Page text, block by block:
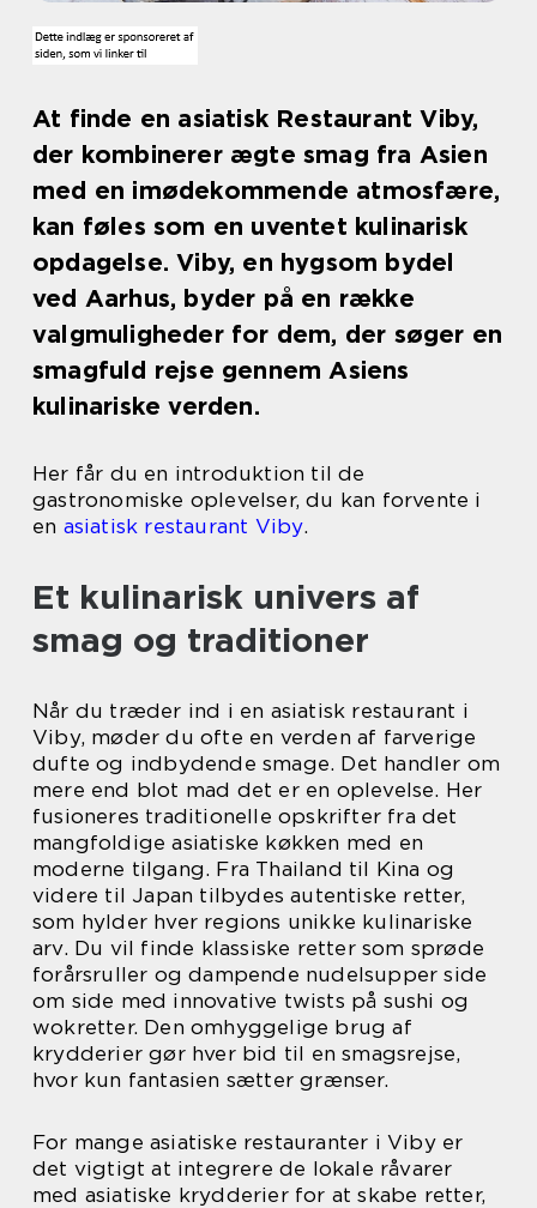
At finde en asiatisk Restaurant Viby,
der kombinerer ægte smag fra Asien
med en imødekommende atmosfære,
kan føles som en uventet kulinarisk
opdagelse. Viby, en hygsom bydel
ved Aarhus, byder på en række
valgmuligheder for dem, der søger en
smagfuld rejse gennem Asiens
kulinariske verden.
Her får du en introduktion til de
gastronomiske oplevelser, du kan forvente i
en asiatisk restaurant Viby.
Et kulinarisk univers af
smag og traditioner
Når du træder ind i en asiatisk restaurant i
Viby, møder du ofte en verden af farverige
dufte og indbydende smage. Det handler om
mere end blot mad det er en oplevelse. Her
fusioneres traditionelle opskrifter fra det
mangfoldige asiatiske køkken med en
moderne tilgang. Fra Thailand til Kina og
videre til Japan tilbydes autentiske retter,
som hylder hver regions unikke kulinariske
arv. Du vil finde klassiske retter som sprøde
forårsruller og dampende nudelsupper side
om side med innovative twists på sushi og
wokretter. Den omhyggelige brug af
krydderier gør hver bid til en smagsrejse,
hvor kun fantasien sætter grænser.
For mange asiatiske restauranter i Viby er
det vigtigt at integrere de lokale råvarer
med asiatiske krydderier for at skabe retter,